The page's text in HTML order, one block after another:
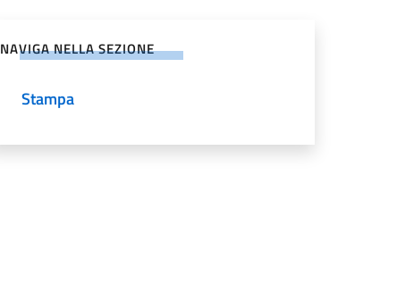
NAVIGA NELLA SEZIONE
Stampa